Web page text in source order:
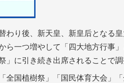
わり後、新天皇、新皇后となる
ら一つ増やして「四大地方行事
」に引き続き出席されることで調
全国植樹祭」「国民体育大会」